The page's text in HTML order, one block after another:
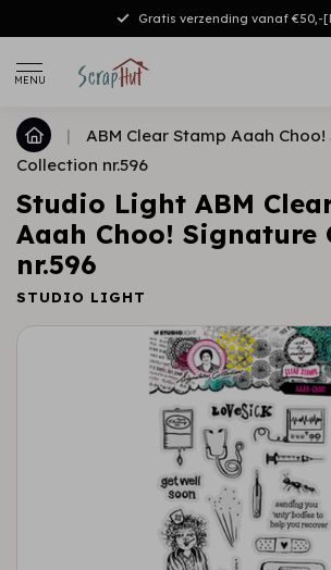
Gratis verzending vanaf €50,-
MENU
|
ABM Clear Stamp Aaah
Collection nr.596
Studio Light ABM
Aaah Choo! Signature
nr.596
STUDIO LIGHT